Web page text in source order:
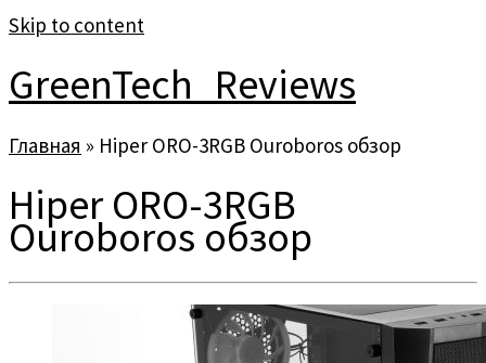
Skip to content
GreenTech_Reviews
Главная » Hiper ORO-3RGB Ouroboros обзор
Hiper ORO-3RGB
Ouroboros обзор